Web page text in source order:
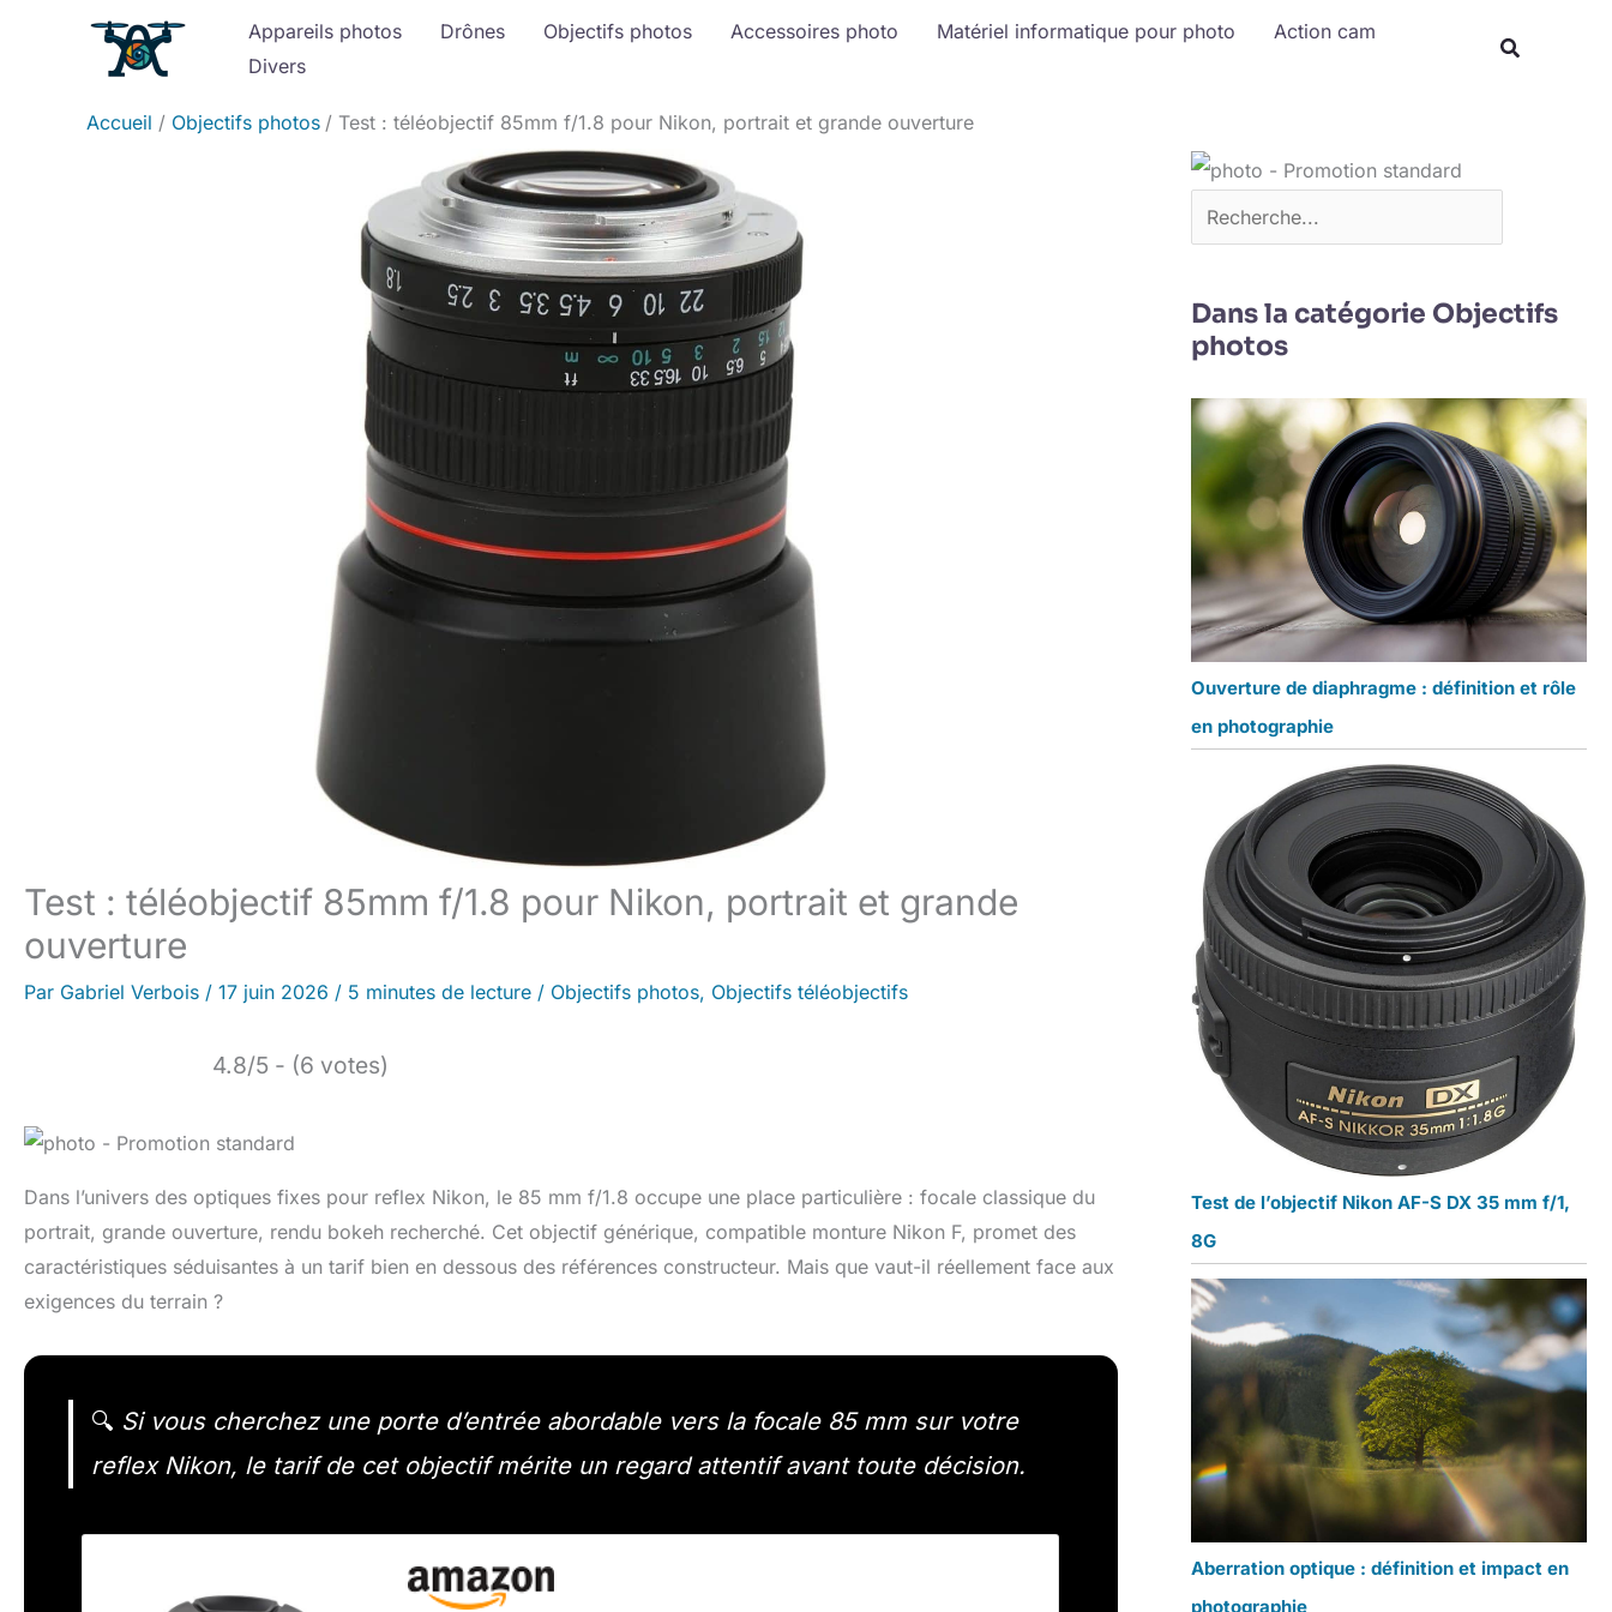
Appareils photos Drônes Objectifs photos Accessoires photo Matériel informatique pour photo
Action cam
Divers
Accueil Objectifs photos Test : téléobjectif 85mm f/1.8 pour Nikon, portrait et grande ouverture
Test : téléobjectif 85mm f/1.8 pour Nikon, portrait et grande
ouverture
Par Gabriel Verbois / 17 juin 2026 / 5 minutes de lecture / Objectifs photos, Objectifs téléobjectifs
4.8/5 - (6 votes)
Dans l’univers des optiques fixes pour reflex Nikon, le 85 mm f/1.8 occupe une place particulière : focale classique du
portrait, grande ouverture, rendu bokeh recherché. Cet objectif générique, compatible monture Nikon F, promet des
caractéristiques séduisantes à un tarif bien en dessous des références constructeur. Mais que vaut-il réellement face aux
exigences du terrain ?
🔍 Si vous cherchez une porte d’entrée abordable vers la focale 85 mm sur votre
reflex Nikon, le tarif de cet objectif mérite un regard attentif avant toute décision.
Rechercher
Dans la catégorie Objectifs
photos
Ouverture de diaphragme : définition et rôle
en photographie
Test de l’objectif Nikon AF-S DX 35 mm f/1,
8G
Aberration optique : définition et impact en
photographie